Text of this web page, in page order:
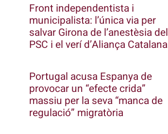
Front independentista i
municipalista: l’única via per
salvar Girona de l’anestèsia del
PSC i el verí d’Aliança Catalana
Portugal acusa Espanya de
provocar un “efecte crida”
massiu per la seva “manca de
regulació” migratòria